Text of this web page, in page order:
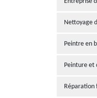
Nettoyage
Peintre en
Peinture et
Réparation